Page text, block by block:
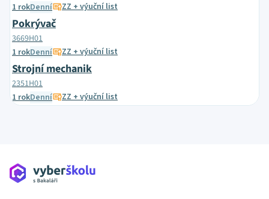
1 rokDenní ZZ + výuční list
Pokrývač
3669H01
1 rokDenní ZZ + výuční list
Strojní mechanik
2351H01
1 rokDenní ZZ + výuční list